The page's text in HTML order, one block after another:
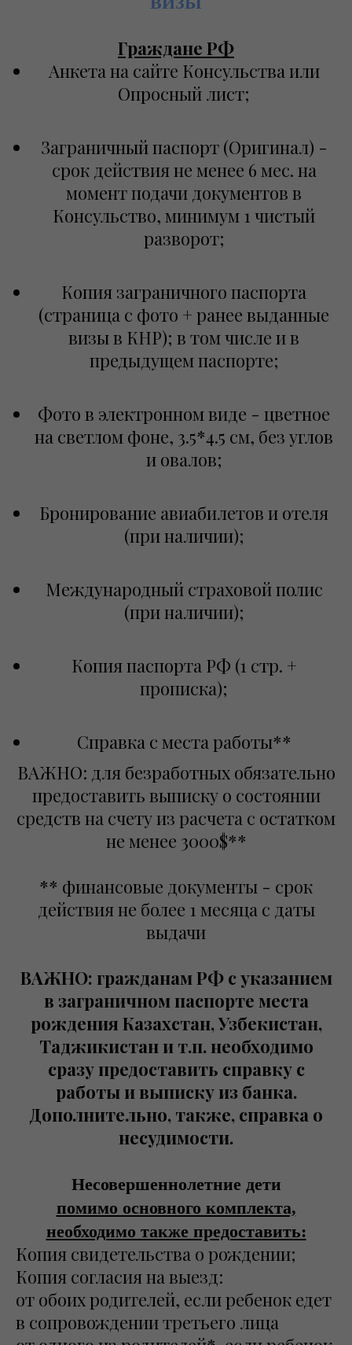
Граждане РФ
Анкета на сайте Консульства или
Опросный лист;
Заграничный паспорт (Оригинал) -
срок действия не менее 6 мес. на
момент подачи документов в
Консульство, минимум 1 чистый
разворот;
Копия заграничного паспорта
(страница с фото + ранее выданные
визы в КНР); в том числе и в
предыдущем паспорте;
Фото в электронном виде - цветное
на светлом фоне, 3.5*4.5 см, без углов
и овалов;
Бронирование авиабилетов и отеля
(при наличии);
Международный страховой полис
(при наличии);
Копия паспорта РФ (1 стр. +
прописка);
Справка с места работы**
ВАЖНО: для безработных обязательно
предоставить выписку о состоянии
средств на счету из расчета с остатком
не менее 3000$**
** финансовые документы - срок
действия не более 1 месяца с даты
выдачи
ВАЖНО: гражданам РФ с указанием
в заграничном паспорте места
рождения Казахстан, Узбекистан,
Таджикистан и т.п. необходимо
сразу предоставить справку с
работы и выписку из банка.
Дополнительно, также, справка о
несудимости.
Несовершеннолетние дети
помимо основного комплекта,
необходимо также предоставить:
Копия свидетельства о рождении;
Копия согласия на выезд:
от обоих родителей, если ребенок едет
в сопровождении третьего лица